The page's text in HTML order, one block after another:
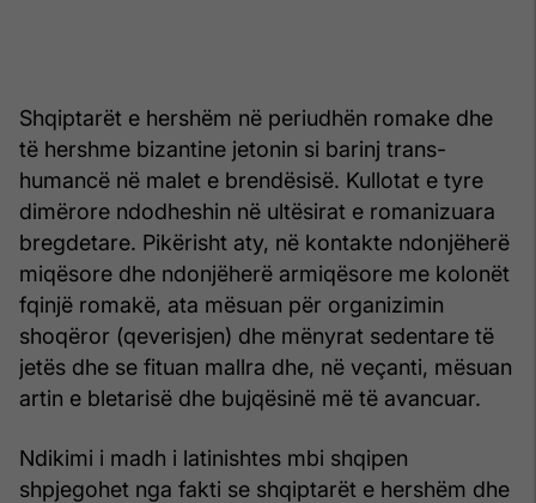
Shqiptarët e hershëm në periudhën romake dhe
të hershme bizantine jetonin si barinj trans-
humancë në malet e brendësisë. Kullotat e tyre
dimërore ndodheshin në ultësirat e romanizuara
bregdetare. Pikërisht aty, në kontakte ndonjëherë
miqësore dhe ndonjëherë armiqësore me kolonët
fqinjë romakë, ata mësuan për organizimin
shoqëror (qeverisjen) dhe mënyrat sedentare të
jetës dhe se fituan mallra dhe, në veçanti, mësuan
artin e bletarisë dhe bujqësinë më të avancuar.
Ndikimi i madh i latinishtes mbi shqipen
shpjegohet nga fakti se shqiptarët e hershëm dhe